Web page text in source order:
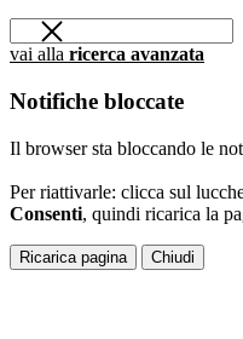
vai alla ricerca avanzata
Notifiche bloccate
Il browser sta bloccando le
Per riattivarle: clicca sul
Consenti, quindi ricarica la
Ricarica pagina Chiudi